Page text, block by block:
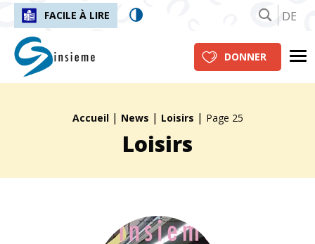
FACILE À LIRE DE
insieme.ch
DONNER
Accueil | News | Loisirs | Page 25
Loisirs